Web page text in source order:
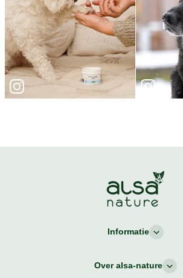
Informatie
Over alsa-nature